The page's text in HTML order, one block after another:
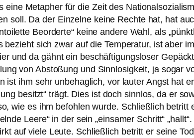
Metapher für die Zeit des
soll. Da der Einzelne keine Rechte hat, hat
Beorderte“ keine andere Wahl, als
sich zwar auf die Temperatur, ist aber
und da gähnt ein beschäftigungsloser
von Abstoßung und Sinnlosigkeit, ja sogar
ist ihm sehr unbehaglich, vor lauter Angst hat
besitzt“ trägt. Dies ist doch sinnlos, da er
wie es ihm befohlen wurde. Schließlich betritt
Leere“ in der sein „einsamer Schritt“
auf viele Leute. Schließlich betritt er seine